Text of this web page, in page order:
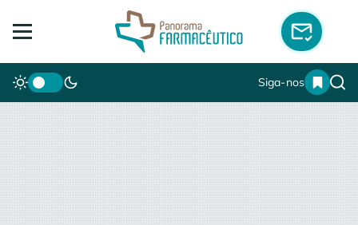
Siga-nos